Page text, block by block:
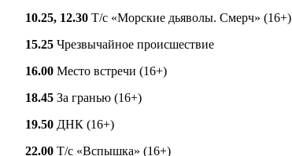
10.25, 12.30 Т/с «Морские дьяволы. Смерч» (16+)
15.25 Чрезвычайное происшествие
16.00 Место встречи (16+)
18.45 За гранью (16+)
19.50 ДНК (16+)
22.00 Т/с «Вспышка» (16+)